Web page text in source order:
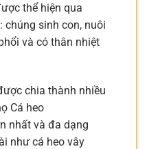
thể hiện qua
chúng sinh con, nuôi
và có thân nhiệt
chia thành nhiều
Cá heo
nhất và đa dạng
như cá heo vây